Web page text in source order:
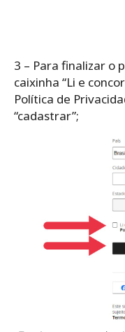
3 – Para finalizar o
caixinha “Li e
Política de
“cadastrar”;